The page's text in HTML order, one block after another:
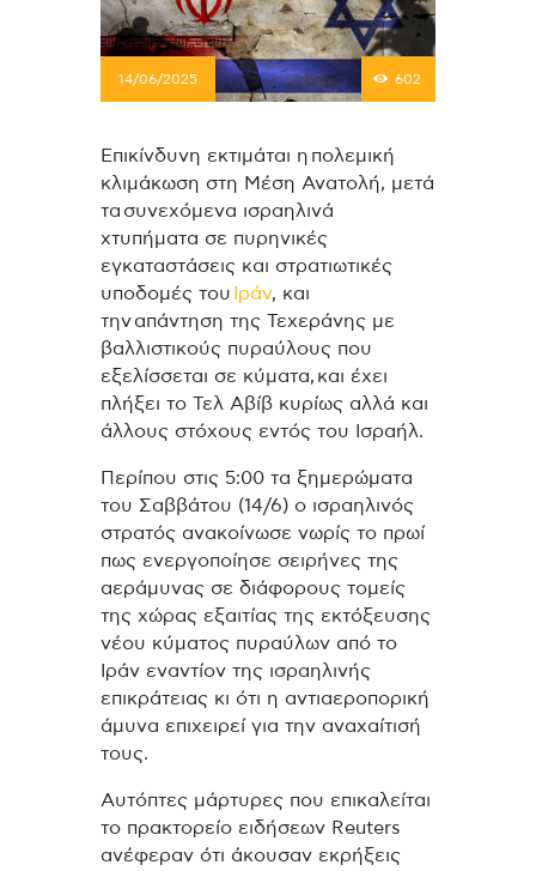
14/06/2025 602
Επικίνδυνη εκτιμάται η πολεμική
κλιμάκωση στη Μέση Ανατολή, μετά
τα συνεχόμενα ισραηλινά
χτυπήματα σε πυρηνικές
εγκαταστάσεις και στρατιωτικές
υποδομές του Ιράν, και
την απάντηση της Τεχεράνης με
βαλλιστικούς πυραύλους που
εξελίσσεται σε κύματα, και έχει
πλήξει το Τελ Αβίβ κυρίως αλλά και
άλλους στόχους εντός του Ισραήλ.
Περίπου στις 5:00 τα ξημερώματα
του Σαββάτου (14/6) ο ισραηλινός
στρατός ανακοίνωσε νωρίς το πρωί
πως ενεργοποίησε σειρήνες της
αεράμυνας σε διάφορους τομείς
της χώρας εξαιτίας της εκτόξευσης
νέου κύματος πυραύλων από το
Ιράν εναντίον της ισραηλινής
επικράτειας κι ότι η αντιαεροπορική
άμυνα επιχειρεί για την αναχαίτισή
τους.
Αυτόπτες μάρτυρες που επικαλείται
το πρακτορείο ειδήσεων Reuters
ανέφεραν ότι άκουσαν εκρήξεις